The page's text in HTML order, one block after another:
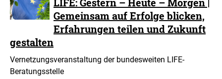
Gemeinsam auf Erfolge blicken,
Erfahrungen teilen und Zukunft
gestalten
Vernetzungsveranstaltung der bundesweiten LIFE-
Beratungsstelle